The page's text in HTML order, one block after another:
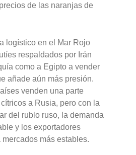
de las naranjas de
logístico en el Mar Rojo
respaldados por Irán
como a Egipto a vender
añade aún más presión.
venden una parte
a Rusia, pero con la
del rublo ruso, la demanda
y los exportadores
más estables.